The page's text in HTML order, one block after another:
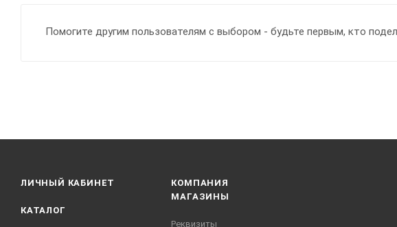
Помогите другим пользователям с выбором - будьте первым, кто
ЛИЧНЫЙ КАБИНЕТ
КАТАЛОГ
КОМПАНИЯ
МАГАЗИНЫ
Реквизиты